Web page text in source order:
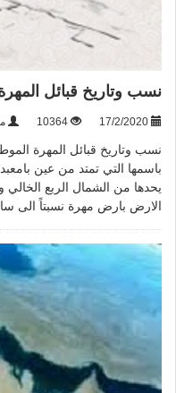
نسب وتاريخ قبائل المهرة
10364
نسب وتاريخ قبائل المهرة
باسمها التي تمتد من عين
يحدها من الشمال الربع الخالي
الارض بارض مهرة نسبتاً الى